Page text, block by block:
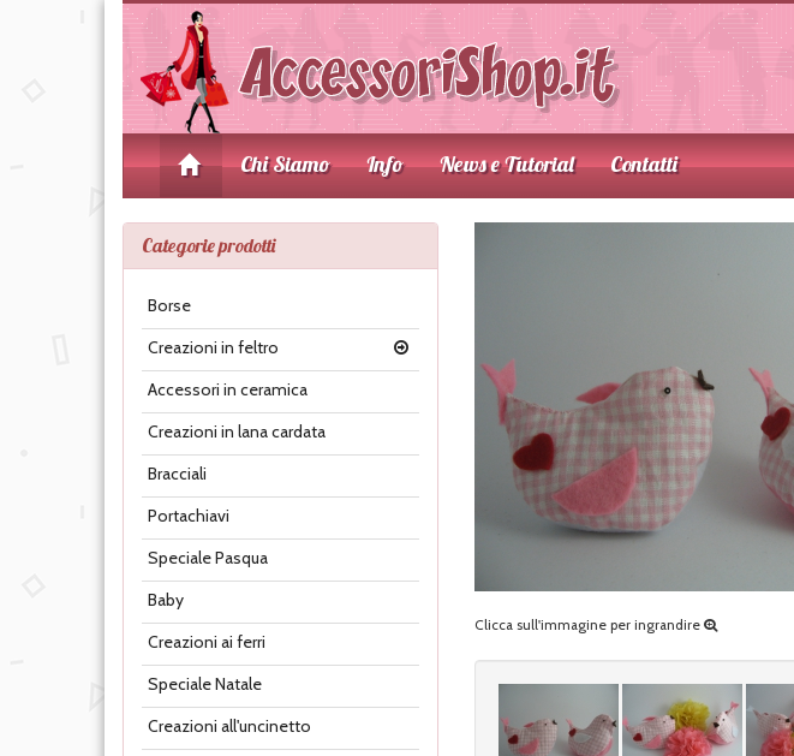
Chi Siamo Info News e Tutorial Contatti
Categorie prodotti
Borse
Creazioni in feltro
Accessori in ceramica
Creazioni in lana cardata
Bracciali
Portachiavi
Speciale Pasqua
Baby
Creazioni ai ferri
Speciale Natale
Creazioni all'uncinetto
Clicca sull'immagine per ingrandire